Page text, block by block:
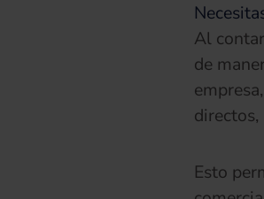
Al
de
Esto